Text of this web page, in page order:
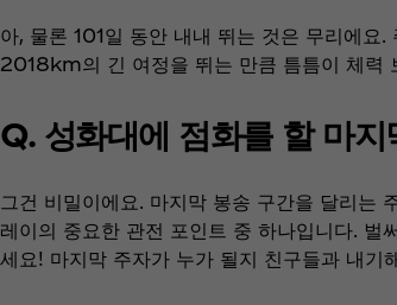
아, 물론 101일 동안 내내 뛰는 것은 무리에요
2018km의 긴 여정을 뛰는 만큼 틈틈이 체력
Q. 성화대에 점화를 할 마
그건 비밀이에요. 마지막 봉송 구간을 달리는
레이의 중요한 관전 포인트 중 하나입니다. 벌
세요! 마지막 주자가 누가 될지 친구들과 내기